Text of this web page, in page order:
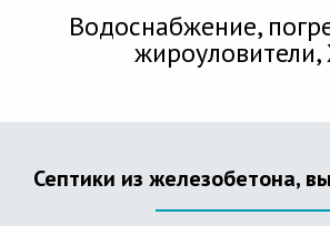
Водоснабжение,
Септики из железобетона,